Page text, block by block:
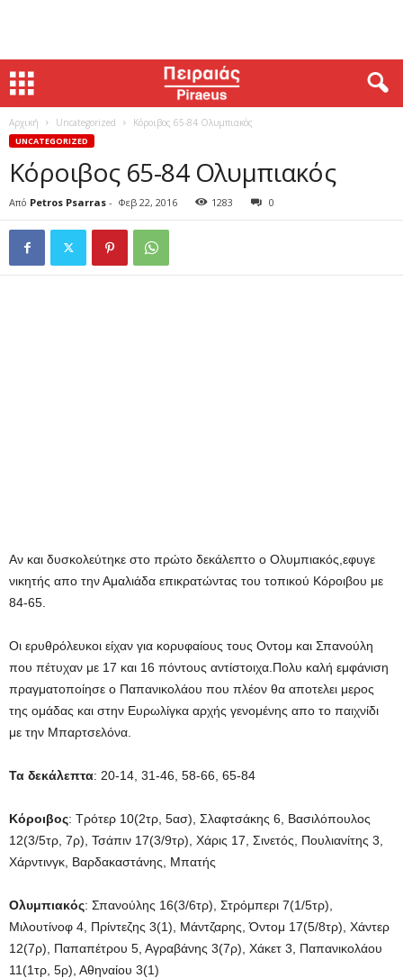
Αρχική Uncategorized Κόροιβος 65-84 Ολυμπιακός
UNCATEGORIZED
Κόροιβος 65-84 Ολυμπιακός
Από Petros Psarras - Φεβ 22, 2016 1283 0
Αν και δυσκολεύτηκε στο πρώτο δεκάλεπτο ο Ολυμπιακός,εφυγε
νικητής απο την Αμαλιάδα επικρατώντας του τοπικού Κόροιβου με
84-65.
Οι ερυθρόλευκοι είχαν για κορυφαίους τους Οντομ και Σπανούλη
που πέτυχαν με 17 και 16 πόντους αντίστοιχα.Πολυ καλή εμφάνιση
πραγματοποίησε ο Παπανικολάου που πλέον θα αποτελει μερος
της ομάδας και στην Ευρωλίγκα αρχής γενομένης απο το παιχνίδι
με την Μπαρτσελόνα.
Τα δεκάλεπτα: 20-14, 31-46, 58-66, 65-84
Κόροιβος: Τρότερ 10(2τρ, 5ασ), Σλαφτσάκης 6, Βασιλόπουλος
12(3/5τρ, 7ρ), Τσάπιν 17(3/9τρ), Χάρις 17, Σινετός, Πουλιανίτης 3,
Χάρντινγκ, Βαρδακαστάνης, Μπατής
Ολυμπιακός: Σπανούλης 16(3/6τρ), Στρόμπερι 7(1/5τρ),
Μιλουτίνοφ 4, Πρίντεζης 3(1), Μάντζαρης, Όντομ 17(5/8τρ), Χάντερ
12(7ρ), Παπαπέτρου 5, Αγραβάνης 3(7ρ), Χάκετ 3, Παπανικολάου
11(1τρ, 5ρ), Αθηναίου 3(1)